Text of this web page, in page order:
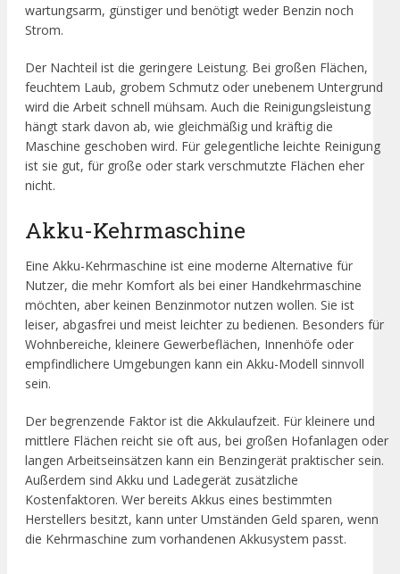
wartungsarm, günstiger und benötigt weder Benzin noch
Strom.
Der Nachteil ist die geringere Leistung. Bei großen Flächen,
feuchtem Laub, grobem Schmutz oder unebenem Untergrund
wird die Arbeit schnell mühsam. Auch die Reinigungsleistung
hängt stark davon ab, wie gleichmäßig und kräftig die
Maschine geschoben wird. Für gelegentliche leichte Reinigung
ist sie gut, für große oder stark verschmutzte Flächen eher
nicht.
Akku-Kehrmaschine
Eine Akku-Kehrmaschine ist eine moderne Alternative für
Nutzer, die mehr Komfort als bei einer Handkehrmaschine
möchten, aber keinen Benzinmotor nutzen wollen. Sie ist
leiser, abgasfrei und meist leichter zu bedienen. Besonders für
Wohnbereiche, kleinere Gewerbeflächen, Innenhöfe oder
empfindlichere Umgebungen kann ein Akku-Modell sinnvoll
sein.
Der begrenzende Faktor ist die Akkulaufzeit. Für kleinere und
mittlere Flächen reicht sie oft aus, bei großen Hofanlagen oder
langen Arbeitseinsätzen kann ein Benzingerät praktischer sein.
Außerdem sind Akku und Ladegerät zusätzliche
Kostenfaktoren. Wer bereits Akkus eines bestimmten
Herstellers besitzt, kann unter Umständen Geld sparen, wenn
die Kehrmaschine zum vorhandenen Akkusystem passt.